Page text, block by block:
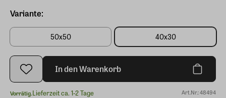
Variante:
50x50 40x30
In den Warenkorb
Vorrätig.Lieferzeit ca. 1-2 Tage Art.Nr.: 48494